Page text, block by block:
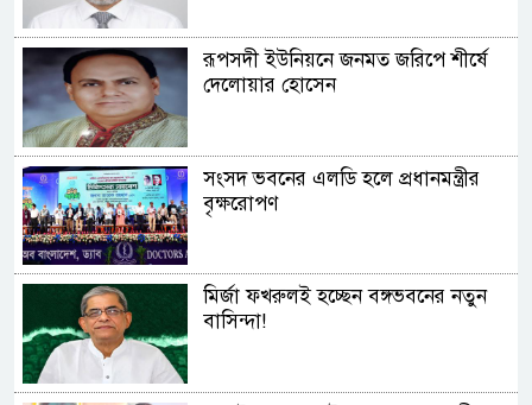
রূপসদী ইউনিয়নে জনমত জরিপে শীর্ষে
দেলোয়ার হোসেন
সংসদ ভবনের এলডি হলে প্রধানমন্ত্রীর
বৃক্ষরোপণ
মির্জা ফখরুলই হচ্ছেন বঙ্গভবনের নতুন
বাসিন্দা!